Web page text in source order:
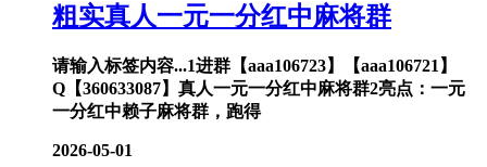
粗实真人一元一分红中麻将群
请输入标签内容...1进群【aaa106723】【aaa106721】
Q【360633087】真人一元一分红中麻将群2亮点：一元
一分红中赖子麻将群，跑得
2026-05-01